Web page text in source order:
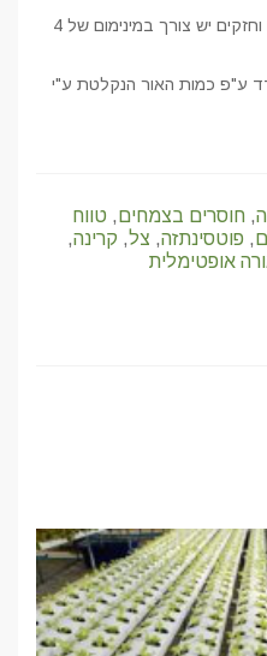
על מנת לגדל צמחי מאכל בריאים וחזקים יש צורך במינימום של 4
ע"פ כמות האור הנקלטת ע"י
, חוסרים בצמחים, טווח
, פוטסינתזה, צל, קרינה,
אופטימלית